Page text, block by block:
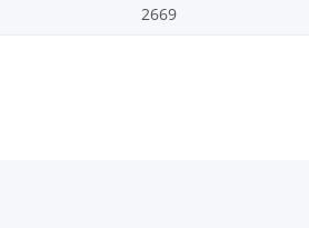
2669